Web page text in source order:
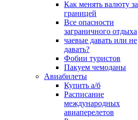
Как менять валюту за
границей
Все опасности
заграничного отдыха
чаевые давать или не
давать?
Фобии туристов
Пакуем чемоданы
Авиабилеты
Купить а/б
Расписание
международных
авиаперелетов